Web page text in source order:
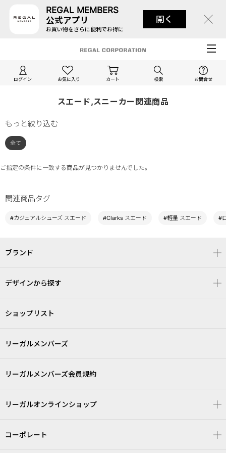
REGAL MEMBERS
公式アプリ
お買い物をさらに便利でお得に
開く
ログイン お気に入り カート 検索 お問合せ
スエード,スニーカー関連商品
もっと絞り込む
全て
ご指定の条件に一致する商品が見つかりませんでした。
関連商品タグ
#カジュアルシューズ スエード #Clarks スエード #軽量 スエード #
ブランド
デザインから探す
ショップリスト
リーガルメンバーズ
リーガルメンバーズ会員規約
リーガルオンラインショップ
コーポレート